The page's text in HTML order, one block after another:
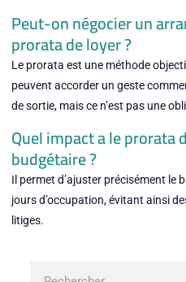
Peut-on négocier un
prorata de loyer ?
Le prorata est une méthode
peuvent accorder un geste
de sortie, mais ce n’est pas une
Quel impact a le prorata
budgétaire ?
Il permet d’ajuster précisément le
jours d’occupation, évitant ainsi
litiges.